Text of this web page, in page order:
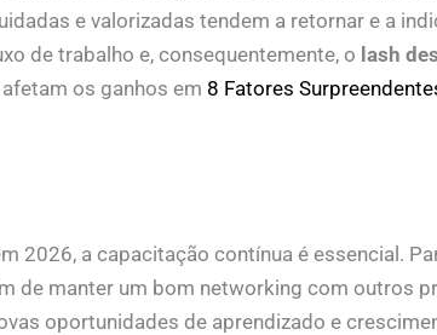
e valorizadas tendem a retornar e a
de trabalho e, consequentemente, o lash
os ganhos em 8 Fatores
2026, a capacitação contínua é essencial.
de manter um bom networking com outros
oportunidades de aprendizado e